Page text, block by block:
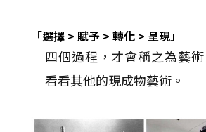
「選擇 > 賦予 > 轉化 > 呈現」
四個過程，才會稱之為藝
看看其他的現成物藝術。